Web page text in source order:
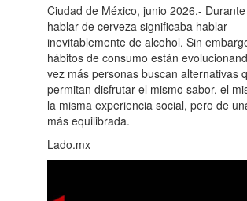
Ciudad de México, junio 2026.-
hablar de cerveza significaba hablar
inevitablemente de alcohol. Sin
hábitos de consumo están
vez más personas buscan alternativas
permitan disfrutar el mismo sabor, el
la misma experiencia social, pero de
más equilibrada.
Lado.mx